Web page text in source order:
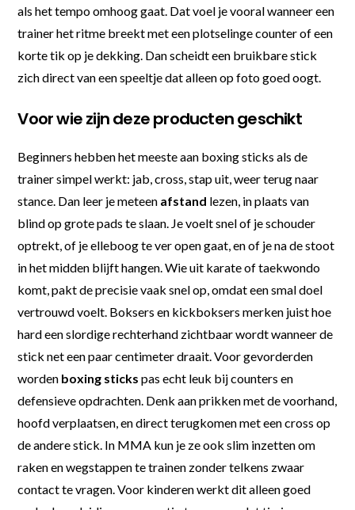
als het tempo omhoog gaat. Dat voel je vooral wanneer een
trainer het ritme breekt met een plotselinge counter of een
korte tik op je dekking. Dan scheidt een bruikbare stick
zich direct van een speeltje dat alleen op foto goed oogt.
Voor wie zijn deze producten geschikt
Beginners hebben het meeste aan boxing sticks als de
trainer simpel werkt: jab, cross, stap uit, weer terug naar
stance. Dan leer je meteen afstand lezen, in plaats van
blind op grote pads te slaan. Je voelt snel of je schouder
optrekt, of je elleboog te ver open gaat, en of je na de stoot
in het midden blijft hangen. Wie uit karate of taekwondo
komt, pakt de precisie vaak snel op, omdat een smal doel
vertrouwd voelt. Boksers en kickboksers merken juist hoe
hard een slordige rechterhand zichtbaar wordt wanneer de
stick net een paar centimeter draait. Voor gevorderden
worden boxing sticks pas echt leuk bij counters en
defensieve opdrachten. Denk aan prikken met de voorhand,
hoofd verplaatsen, en direct terugkomen met een cross op
de andere stick. In MMA kun je ze ook slim inzetten om
raken en wegstappen te trainen zonder telkens zwaar
contact te vragen. Voor kinderen werkt dit alleen goed